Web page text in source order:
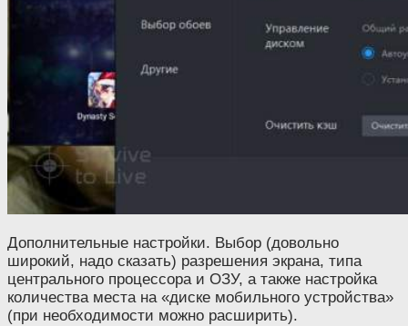
Дополнительные настройки. Выбор (довольно
широкий, надо сказать) разрешения экрана, типа
центрального процессора и ОЗУ, а также настройка
количества места на «диске мобильного устройства»
(при необходимости можно расширить).